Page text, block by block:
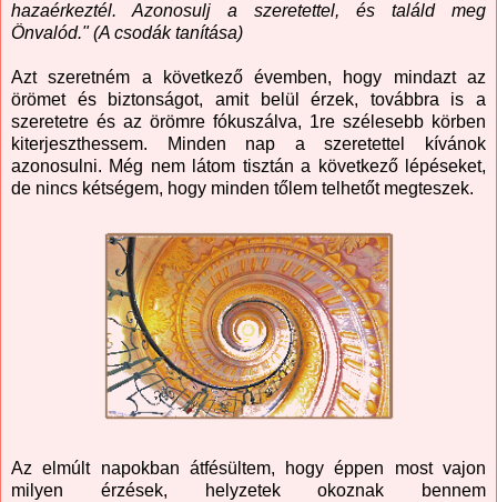
hazaérkeztél. Azonosulj a szeretettel, és találd meg
Önvalód." (A csodák tanítása)
Azt szeretném a következő évemben, hogy mindazt az
örömet és biztonságot, amit belül érzek, továbbra is a
szeretetre és az örömre fókuszálva, 1re szélesebb körben
kiterjeszthessem. Minden nap a szeretettel kívánok
azonosulni. Még nem látom tisztán a következő lépéseket,
de nincs kétségem, hogy minden tőlem telhetőt megteszek.
Az elmúlt napokban átfésültem, hogy éppen most vajon
milyen érzések, helyzetek okoznak bennem